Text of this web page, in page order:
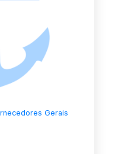
Gerais